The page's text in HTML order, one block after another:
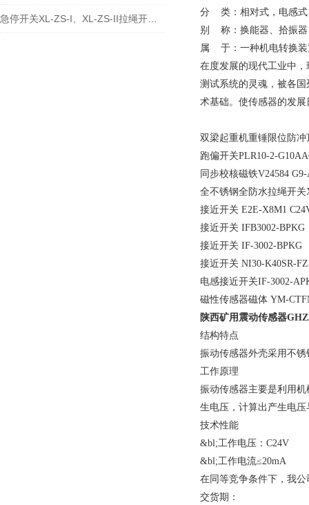
分 类：相对式，电感式
别 称：换能器、拾振器
属 于：一种机电转换装
在度发展的现代工业中
测试系统的灵魂，被各
术基础。使传感器的发
双梁起重机重锤限位防
跑偏开关PLR10-2-
同步校核磁铁V24584
全不锈钢全防水拉绳开关
接近开关 E2E-X8M1
接近开关 IFB3002-BPKG
接近开关 IF-3002-BPKG
接近开关 NI30-K40SR-
电感接近开关IF-3002-
磁性传感器磁体 YM-
陕西矿用震动传感器
结构特点
振动传感器外壳采用不
工作原理
振动传感器主要是利用
生电压，计算出产生电
技术性能
&bl;工作电压：C24V
&bl;工作电流≤20mA
在同等竞争条件下，我
交货期：